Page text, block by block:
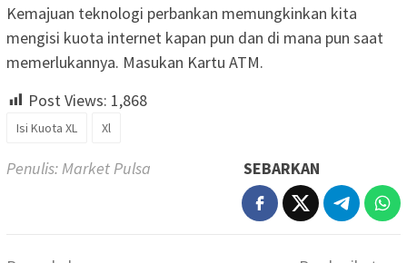
Kemajuan teknologi perbankan memungkinkan kita
mengisi kuota internet kapan pun dan di mana pun saat
memerlukannya. Masukan Kartu ATM.
Post Views: 1,868
Isi Kuota XL Xl
Penulis: Market Pulsa SEBARKAN
Navigasi